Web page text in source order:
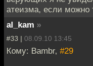
атеизма, если можно
al_kam »
#33 | 08.09.10 13:45
Кому: Bambr, #29